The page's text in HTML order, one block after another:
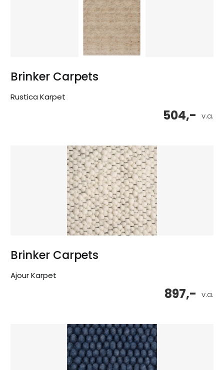
Brinker Carpets
Rustica Karpet
v.a.
504,-
Brinker Carpets
Ajour Karpet
v.a.
897,-